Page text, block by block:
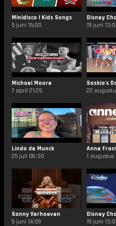
Minidisco | Kids Songs
5 juni 15:00
Disney
19 juni
Michael Moore
7 april 21:25
Saskia's
22
Linda de Munck
25 juli 06:30
Anne
1 augustus
Sanny Verhoeven
9 juni 14:09
19 juni